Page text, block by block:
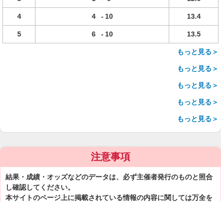
4 4 - 10 13.4
5 6 - 10 13.5
もっと見る＞
もっと見る＞
もっと見る＞
もっと見る＞
もっと見る＞
注意事項
結果・成績・オッズなどのデータは、必ず主催者発行のものと照合
し確認してください。
本サイトのページ上に掲載されている情報の内容に関しては万全を